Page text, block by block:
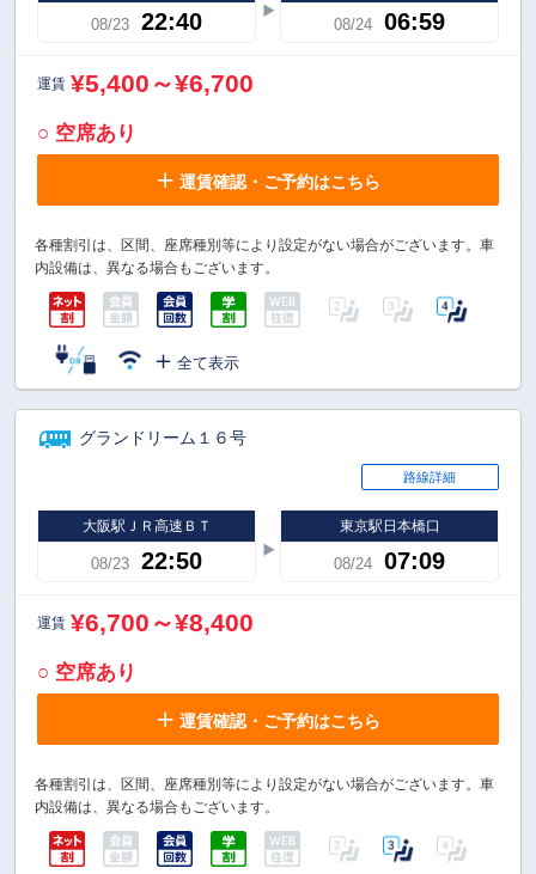
08/23 22:40 08/24 06:59
運賃 ¥5,400～¥6,700
○ 空席あり
運賃確認・ご予約はこちら
各種割引は、区間、座席種別等により設定がない場合がございます。車
内設備は、異なる場合もございます。
全て表示
グランドリーム１６号
路線詳細
大阪駅ＪＲ高速ＢＴ
08/23 22:50
東京駅日本橋口
08/24 07:09
運賃 ¥6,700～¥8,400
○ 空席あり
運賃確認・ご予約はこちら
各種割引は、区間、座席種別等により設定がない場合がございます。車
内設備は、異なる場合もございます。